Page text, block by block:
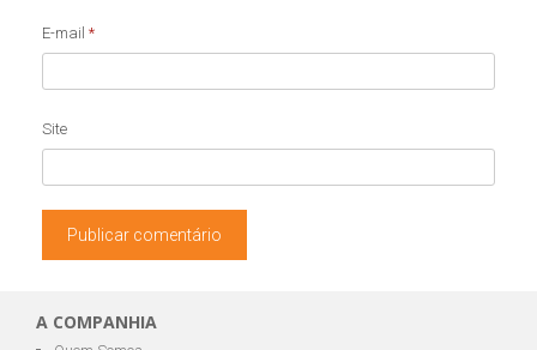
E-mail *
Site
A COMPANHIA